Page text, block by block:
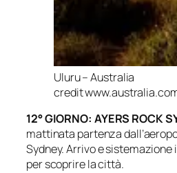
Uluru – Australia
credit
12° GIORNO: AYERS ROCK
mattinata partenza
Sydney. Arrivo e
per scoprire la città.